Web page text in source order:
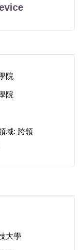
院
院
域: 跨領
大學